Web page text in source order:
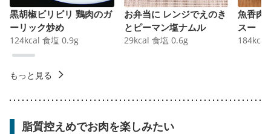
黒胡椒ビリビリ 鶏肉のガ
ーリック炒め
124kcal 食塩 0.9g
お弁当に レンジでえのき
とピーマン塩ナムル
29kcal 食塩 0.6g
魚香肉
スー
184kcal
もっと見る
脂質控えめでお肉を楽しみたい